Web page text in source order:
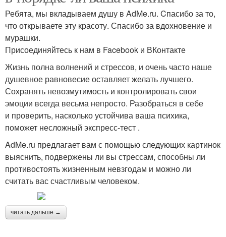
Ребята, мы вкладываем душу в AdMe.ru. Cпасибо за то,
что открываете эту красоту. Спасибо за вдохновение и
мурашки.
Присоединяйтесь к нам в Facebook и ВКонтакте
Жизнь полна волнений и стрессов, и очень часто наше
душевное равновесие оставляет желать лучшего.
Сохранять невозмутимость и контролировать свои
эмоции всегда весьма непросто. Разобраться в себе
и проверить, насколько устойчива ваша психика,
поможет несложный экспресс-тест .
AdMe.ru предлагает вам с помощью следующих картинок
выяснить, подвержены ли вы стрессам, способны ли
противостоять жизненным невзгодам и можно ли
считать вас счастливым человеком.
читать дальше →